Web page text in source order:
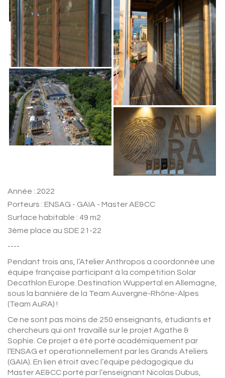
Année : 2022
Porteurs : ENSAG - GAIA - Master AE&CC
Surface habitable : 49 m2
3ème place au SDE 21-22
----
Pendant trois ans, l’Atelier Anthropos a coordonnée une
équipe française participant à la compétition Solar
Decathlon Europe. Destination Wuppertal en Allemagne,
sous la bannière de la Team Auvergne-Rhône-Alpes
(Team AuRA) !
Ce ne sont pas moins de 250 enseignants, étudiants et
chercheurs qui ont travaillé sur le projet Agathe &
Sophie. Ce projet a été porté académiquement par
l’ENSAG et opérationnellement par les Grands Ateliers
(GAIA). En lien étroit avec l’équipe pédagogique du
Master AE&CC porté par l’enseignant Nicolas Dubus,